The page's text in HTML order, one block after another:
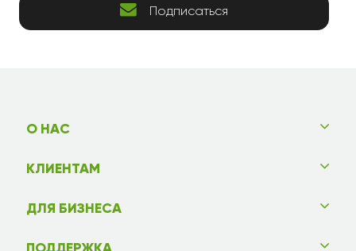
Подписаться
О НАС
КЛИЕНТАМ
ДЛЯ БИЗНЕСА